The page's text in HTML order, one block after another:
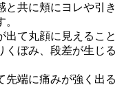
と共に頬にヨレや引き
出て丸顔に見えること
くぼみ、段差が生じる
先端に痛みが強く出る